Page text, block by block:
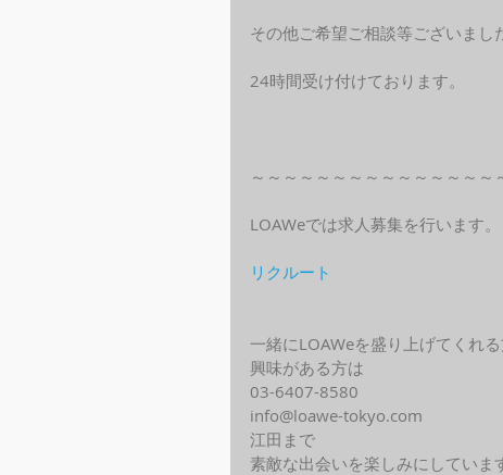
その他ご希望ご相談等ございまし
24時間受け付けております。
～～～～～～～～～～～～～～～
LOAWeでは求人募集を行います。
リクルート
一緒にLOAWeを盛り上げてくれる
興味がある方は
03-6407-8580
info@loawe-tokyo.com
江田まで
素敵な出会いを楽しみにしていま